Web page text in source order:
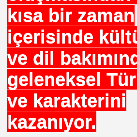
kısa bir zaman
içerisinde
ve dil
geleneksel
ve karakterini
kazanıyor.
Bulunan sır. Mühendis Hikmet
ABD.
GÖKOĞLU
.DR UMUT YILDIZ